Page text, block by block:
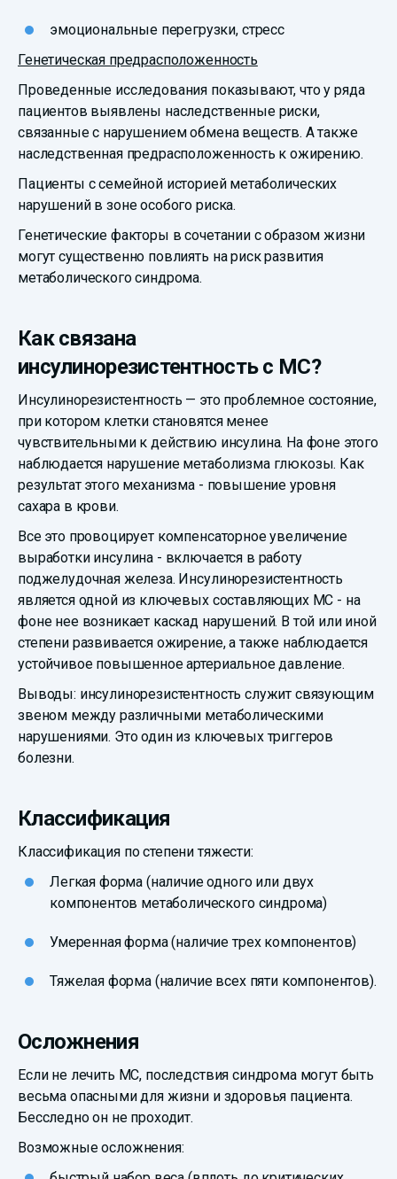
эмоциональные перегрузки, стресс
Генетическая предрасположенность
Проведенные исследования показывают, что у ряда
пациентов выявлены наследственные риски,
связанные с нарушением обмена веществ. А также
наследственная предрасположенность к ожирению.
Пациенты с семейной историей метаболических
нарушений в зоне особого риска.
Генетические факторы в сочетании с образом жизни
могут существенно повлиять на риск развития
метаболического синдрома.
Как связана
инсулинорезистентность с МС?
Инсулинорезистентность — это проблемное состояние,
при котором клетки становятся менее
чувствительными к действию инсулина. На фоне этого
наблюдается нарушение метаболизма глюкозы. Как
результат этого механизма - повышение уровня
сахара в крови.
Все это провоцирует компенсаторное увеличение
выработки инсулина - включается в работу
поджелудочная железа. Инсулинорезистентность
является одной из ключевых составляющих МС - на
фоне нее возникает каскад нарушений. В той или иной
степени развивается ожирение, а также наблюдается
устойчивое повышенное артериальное давление.
Выводы: инсулинорезистентность служит связующим
звеном между различными метаболическими
нарушениями. Это один из ключевых триггеров
болезни.
Классификация
Классификация по степени тяжести:
Легкая форма (наличие одного или двух
компонентов метаболического синдрома)
Умеренная форма (наличие трех компонентов)
Тяжелая форма (наличие всех пяти компонентов).
Осложнения
Если не лечить МС, последствия синдрома могут быть
весьма опасными для жизни и здоровья пациента.
Бесследно он не проходит.
Возможные осложнения: